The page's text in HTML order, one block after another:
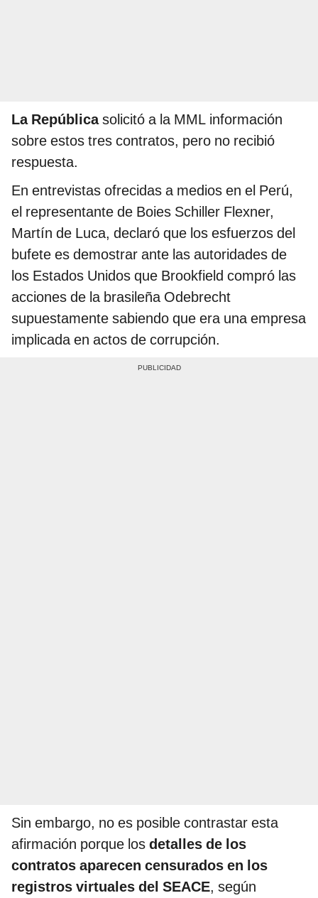
La Repúblicasolicitó a la MML información
sobre estos tres contratos, pero no recibió
respuesta.
En entrevistas ofrecidas a medios en el Perú,
el representante de Boies Schiller Flexner,
Martín de Luca, declaró que los esfuerzos del
bufete es demostrar ante las autoridades de
los Estados Unidos que Brookfield compró las
acciones de la brasileña Odebrecht
supuestamente sabiendo que era una empresa
implicada en actos de corrupción.
Sin embargo, no es posible contrastar esta
afirmación porque los detalles de los
contratos aparecen censurados en los
registros virtuales del SEACE, según